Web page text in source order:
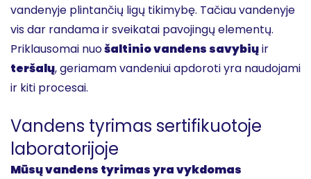
vandenyje plintančių ligų tikimybę. Tačiau vandenyje
vis dar randama ir sveikatai pavojingų elementų.
Priklausomai nuošaltinio vandens savybiųir
teršalų, geriamam vandeniui apdoroti yra naudojami
ir kiti procesai.
Vandens tyrimas sertifikuotoje
laboratorijoje
Mūsų vandens tyrimas yra vykdomas